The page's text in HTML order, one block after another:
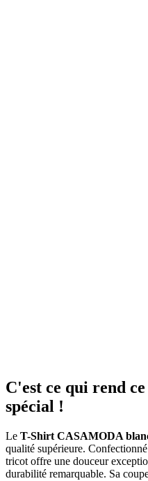
C'est ce qui rend
spécial !
Le T-Shirt CASAMODA
qualité supérieure.
tricot offre une douceur
durabilité remarquable. Sa